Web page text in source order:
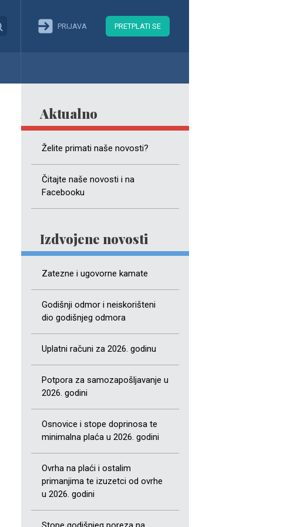
PRIJAVA PRETPLATI SE
Aktualno
Želite primati naše novosti?
Čitajte naše novosti i na
Facebooku
Izdvojene novosti
Zatezne i ugovorne kamate
Godišnji odmor i neiskorišteni
dio godišnjeg odmora
Uplatni računi za 2026. godinu
Potpora za samozapošljavanje u
2026. godini
Osnovice i stope doprinosa te
minimalna plaća u 2026. godini
Ovrha na plaći i ostalim
primanjima te izuzetci od ovrhe
u 2026. godini